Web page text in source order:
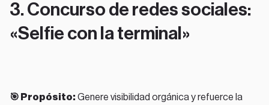
3. Concurso de redes sociales:
«Selfie con la terminal»
🎯 Propósito: Genere visibilidad orgánica y refuerce la